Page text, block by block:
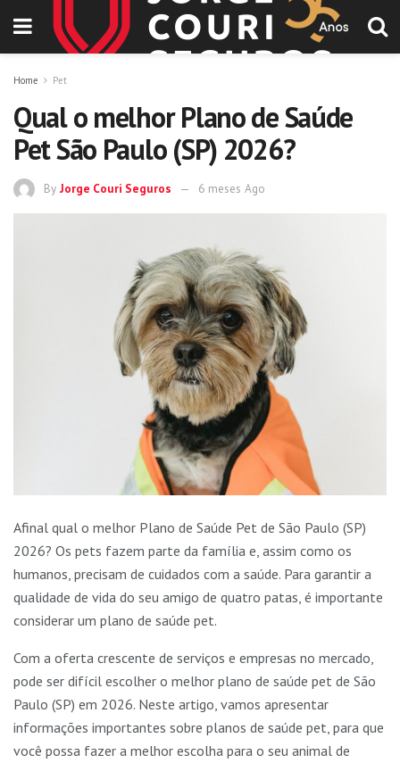
Home Pet
Qual o melhor Plano de Saúde
Pet São Paulo (SP) 2026?
By Jorge Couri Seguros 6 meses Ago
Afinal qual o melhor Plano de Saúde Pet de São Paulo (SP)
2026? Os pets fazem parte da família e, assim como os
humanos, precisam de cuidados com a saúde. Para garantir a
qualidade de vida do seu amigo de quatro patas, é importante
considerar um plano de saúde pet.
Com a oferta crescente de serviços e empresas no mercado,
pode ser difícil escolher o melhor plano de saúde pet de São
Paulo (SP) em 2026. Neste artigo, vamos apresentar
informações importantes sobre planos de saúde pet, para que
você possa fazer a melhor escolha para o seu animal de